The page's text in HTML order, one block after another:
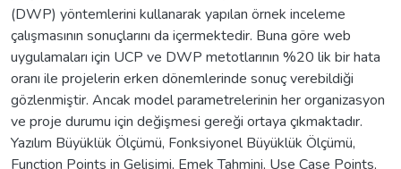
(DWP) yöntemlerini kullanarak yapılan örnek inceleme
çalışmasının sonuçlarını da içermektedir. Buna göre web
uygulamaları için UCP ve DWP metotlarının %20 lik bir hata
oranı ile projelerin erken dönemlerinde sonuç verebildiği
gözlenmiştir. Ancak model parametrelerinin her organizasyon
ve proje durumu için değişmesi gereği ortaya çıkmaktadır.
Yazılım Büyüklük Ölçümü, Fonksiyonel Büyüklük Ölçümü,
Function Points in Gelişimi, Emek Tahmini, Use Case Points,